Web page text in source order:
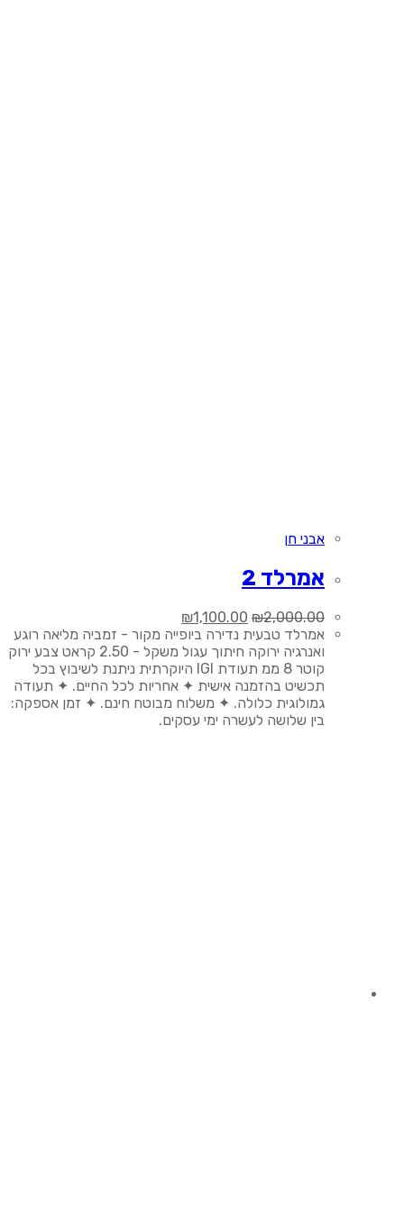
אבני חן
אמרלד 2
₪2,000.00
המחיר
המקורי
היה:
₪2,000.00.
₪1,100.00
הנוכחי
הוא:
₪1,100.00.
אמרלד טבעית נדירה ביופייה מקור - זמביה מליאה רוגע
ואנרגיה ירוקה חיתוך עגול משקל - 2.50 קראט צבע ירוק
קוטר 8 ממ תעודת IGI היוקרתית ניתנת לשיבוץ בכל
תכשיט בהזמנה אישית ✦ אחריות לכל החיים. ✦ תעודה
גמולוגית כלולה. ✦ משלוח מבוטח חינם. ✦ זמן אספקה:
בין שלושה לעשרה ימי עסקים.